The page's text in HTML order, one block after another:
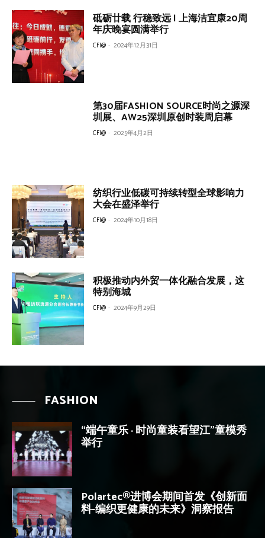
砥砺廿载 行稳致远 | 上海洁宜康20周
年庆晚宴圆满举行
CFI@ - 2024年12月31日
第30届FASHION SOURCE时尚之源深
圳展、AW25深圳原创时装周启幕
CFI@ - 2025年4月2日
纺织行业低碳可持续转型全球影响力
大会在盛泽举行
CFI@ - 2024年10月18日
积极推动内外贸一体化融合发展，这
特别海城
CFI@ - 2024年9月29日
FASHION
“端午童乐 · 时尚童装看望江”童模秀
举行
Polartec®进博会期间首发《创新面
料-编织更健康的未来》洞察报告